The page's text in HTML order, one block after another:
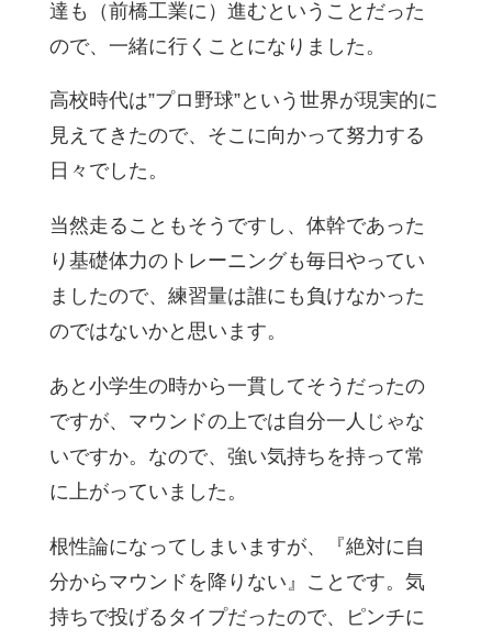
達も（前橋工業に）進むということだった
ので、一緒に行くことになりました。
高校時代は”プロ野球”という世界が現実的に
見えてきたので、そこに向かって努力する
日々でした。
当然走ることもそうですし、体幹であった
り基礎体力のトレーニングも毎日やってい
ましたので、練習量は誰にも負けなかった
のではないかと思います。
あと小学生の時から一貫してそうだったの
ですが、マウンドの上では自分一人じゃな
いですか。なので、強い気持ちを持って常
に上がっていました。
根性論になってしまいますが、『絶対に自
分からマウンドを降りない』ことです。気
持ちで投げるタイプだったので、ピンチに